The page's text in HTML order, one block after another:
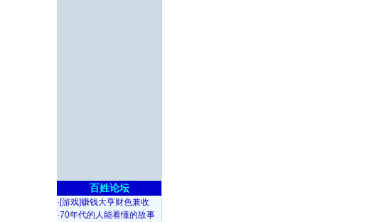
百姓论坛
· [游戏]赚钱大亨财色兼收
·70年代的人能看懂的故事